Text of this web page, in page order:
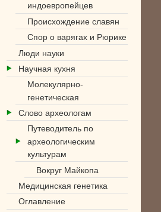
индоевропейцев
Происхождение славян
Спор о варягах и Рюрике
Люди науки
Научная кухня
Молекулярно-
генетическая
Слово археологам
Путеводитель по
археологическим
культурам
Вокруг Майкопа
Медицинская генетика
Оглавление